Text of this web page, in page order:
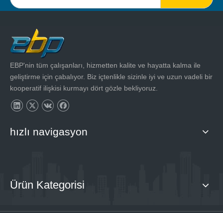
EBP'nin tüm çalışanları, hizmetten kalite ve hayatta kalma ile
geliştirme için çabalıyor. Biz içtenlikle sizinle iyi ve uzun vadeli bir
kooperatif ilişkisi kurmayı dört gözle bekliyoruz.
hızlı navigasyon
Ürün Kategorisi